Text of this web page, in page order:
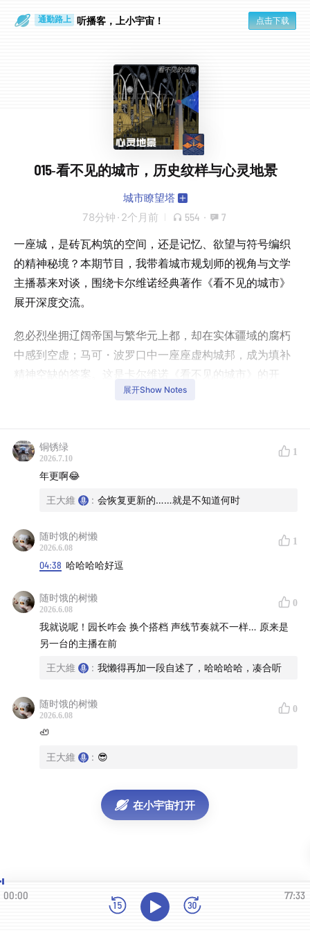
通勤路上 听播客，上小宇宙！ 点击下载
015-看不见的城市，历史纹样与心灵地景
城市瞭望塔
78分钟 · 2个月前 554 · 7
一座城，是砖瓦构筑的空间，还是记忆、欲望与符号编织
的精神秘境？本期节目，我带着城市规划师的视角与文学
主播慕来对谈，围绕卡尔维诺经典著作《看不见的城市》
展开深度交流。
忽必烈坐拥辽阔帝国与繁华元上都，却在实体疆域的腐朽
中感到空虚；马可・波罗口中一座座虚构城邦，成为填补
精神空缺的答案。这是卡尔维诺《看不见的城市》的开
篇，也是我们本期对谈的起点。
读文字、意象与精神隐喻，两种视角碰撞出全新的解读维
度。梳理全书「城市与记忆」「城市与欲望」「城市与符
号」三大脉络，结合能指、所指理论，解读招牌、建筑、
地名背后的符号陷阱；从奥克塔维亚的悬浮之网、瓦尔德
我们不再单纯解读文学文本，也不止讨论建筑美学，而是
渐沦为符号的集合？我们苦苦追寻的理想之城，究竟存在
于图纸之上，还是内心之中？
卡尔维诺用文字搭建起无数座 “看不见的城市”，而每一位
行走在现实都市里的人，都是这座精神城邦的建造者。愿
景。
本集嘉宾：严慕来
www.xiaoyuzhoufm.com
本期的封面和shownote中的作品来自艺术家Karina
Puente。她是一位base在秘鲁利马的建筑师，受卡尔维诺
展开Show Notes
铜锈绿
2026.7.10
1
年更啊😂
王大維 : 会恢复更新的……就是不知道何时
随时饿的树懒
2026.6.08
1
04:38 哈哈哈哈好逗
随时饿的树懒
2026.6.08
0
我就说呢！园长咋会 换个搭档 声线节奏就不一样… 原来是
另一台的主播在前
王大維 : 我懒得再加一段自述了，哈哈哈哈，凑合听
随时饿的树懒
2026.6.08
0
🦥
王大維 : 😎
在小宇宙打开
00:00 77:33